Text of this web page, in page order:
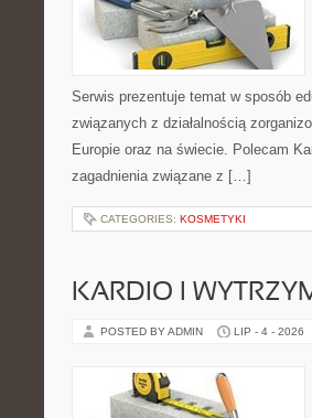
Serwis prezentuje temat w sposób
związanych z działalnością
Europie oraz na świecie. Polecam
zagadnienia związane z […]
CATEGORIES: KOSMETYKI
KARDIO I
POSTED BY ADMIN LIP - 4 - 2026